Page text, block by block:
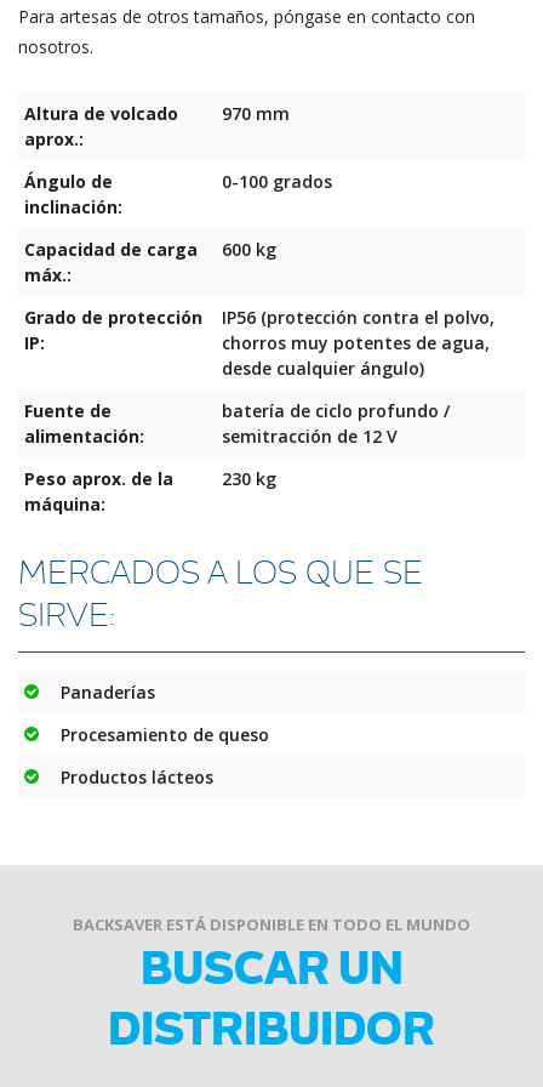
1990.
Un cilindro hidráulico
Avisador acústico
inmovilización
Potente batería recargable
Controles independientes en cada lado
Botones de accionamiento mantenido (dispositivos de
Opciones disponibles:
Pestañas de retención a lo largo del canal de descarga en
lugar de la barra de retención
sin canal de descarga
Alimentación con enchufe (400 V), en lugar de con batería,
Para artesas de otros tamaños, póngase en contacto con
nosotros.
Altura de volcado
aprox.:
970 mm
Ángulo de
inclinación:
0-100 grados
Capacidad de carga
máx.:
600 kg
Grado de protección
IP:
IP56 (protección contra el polvo,
chorros muy potentes de agua,
desde cualquier ángulo)
Fuente de
alimentación:
batería de ciclo profundo /
semitracción de 12 V
Peso aprox. de la
máquina:
230 kg
MERCADOS A LOS QUE SE
SIRVE:
Panaderías
Procesamiento de queso
Productos lácteos
BACKSAVER ESTÁ DISPONIBLE EN TODO EL MUNDO
BUSCAR UN
DISTRIBUIDOR